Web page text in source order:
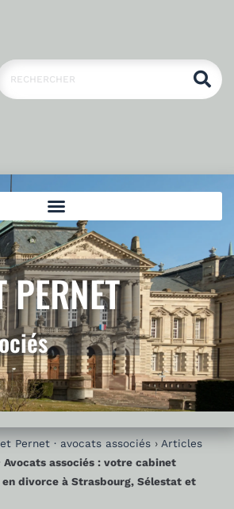
Pernet · avocats associés › Articles
Avocats associés : votre cabinet
en divorce à Strasbourg, Sélestat et